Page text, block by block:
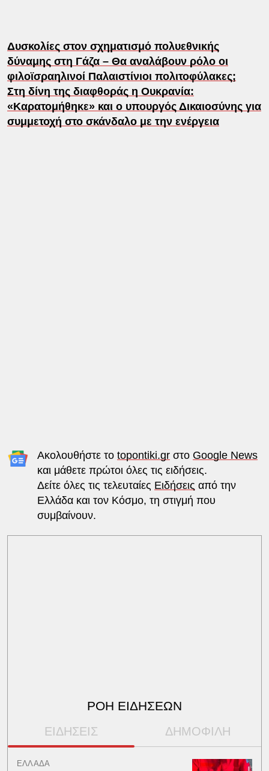
Δυσκολίες στον σχηματισμό πολυεθνικής
δύναμης στη Γάζα – Θα αναλάβουν ρόλο οι
φιλοϊσραηλινοί Παλαιστίνιοι πολιτοφύλακες;
Στη δίνη της διαφθοράς η Ουκρανία:
«Καρατομήθηκε» και ο υπουργός Δικαιοσύνης για
συμμετοχή στο σκάνδαλο με την ενέργεια
Ακολουθήστε το topontiki.grστο Google News
και μάθετε πρώτοι όλες τις ειδήσεις.
Δείτε όλες τις τελευταίες Ειδήσεις από την
Ελλάδα και τον Κόσμο, τη στιγμή που
συμβαίνουν.
ΡΟΗ ΕΙΔΗΣΕΩΝ
ΕΙΔΗΣΕΙΣ ΔΗΜΟΦΙΛΗ
ΕΛΛΑΔΑ